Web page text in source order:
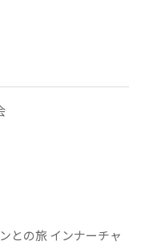
との旅 インナーチャ